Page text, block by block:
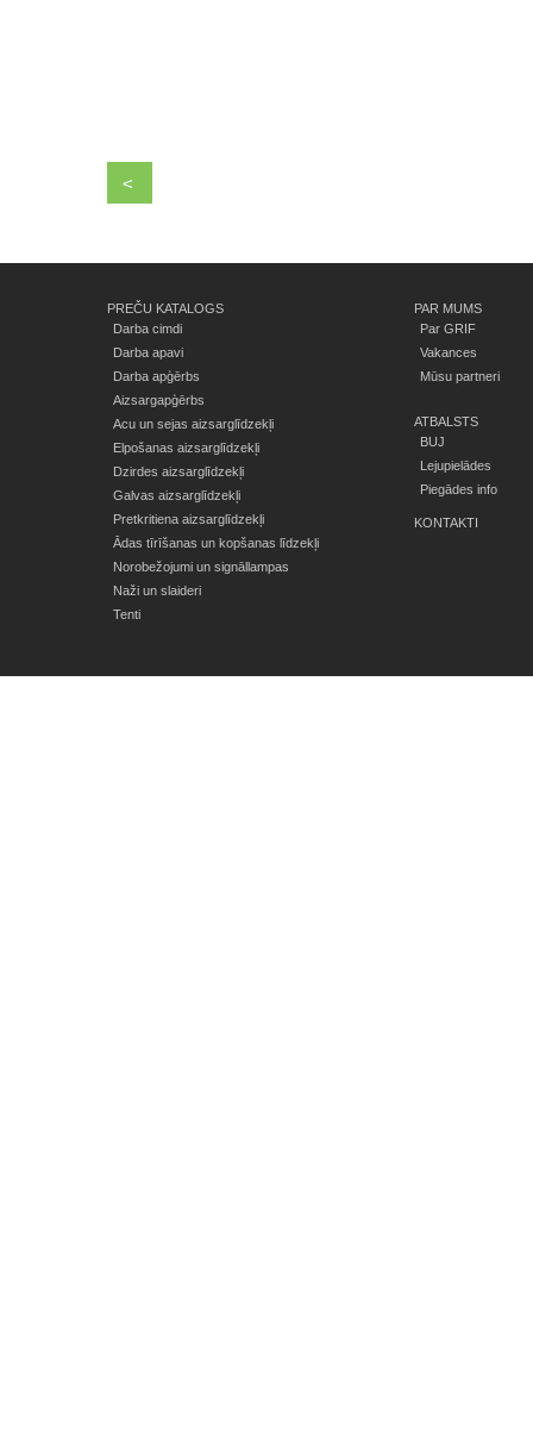
<
PREČU KATALOGS
Darba cimdi
Darba apavi
Darba apģērbs
Aizsargapģērbs
Acu un sejas aizsarglīdzekļi
Elpošanas aizsarglīdzekļi
Dzirdes aizsarglīdzekļi
Galvas aizsarglīdzekļi
Pretkritiena aizsarglīdzekļi
Ādas tīrīšanas un kopšanas līdzekļi
Norobežojumi un signāllampas
Naži un slaideri
Tenti
PAR MUMS
Par GRIF
Vakances
Mūsu partneri
ATBALSTS
BUJ
Lejupielādes
Piegādes info
KONTAKTI